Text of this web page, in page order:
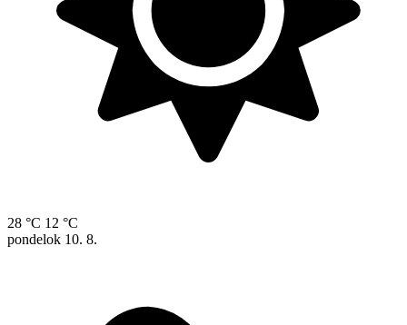
28 °C 12 °C
pondelok 10. 8.